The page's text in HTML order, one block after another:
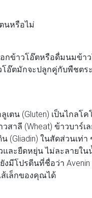
นหรือไม่
าวโอ๊ตหรือดื่มนมข้าวโ
โอ๊ตมักจะปลูกคู่กับพืชตร
น (Gluten) เป็นไกลโค
สาลี (Wheat) ข้าวบาร์
น (Gliadin) ในสัดส่วนเท่
ละยืดหยุ่น ไม่ละลายใน
มีโปรตีนที่ชื่อว่า
เล็กของคุณได้